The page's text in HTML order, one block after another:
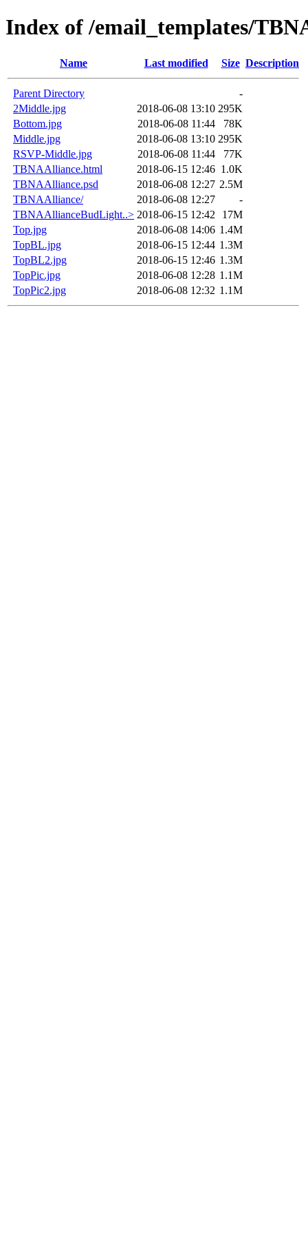
Index of /email_templates/
Name Last modified Size Description
Parent Directory
-
2Middle.jpg
2018-06-08 13:10 295K
Bottom.jpg
2018-06-08 11:44
78K
Middle.jpg
2018-06-08 13:10 295K
RSVP-Middle.jpg
2018-06-08 11:44
77K
TBNAAlliance.html
2018-06-15 12:46 1.0K
TBNAAlliance.psd
2018-06-08 12:27 2.5M
TBNAAlliance/
2018-06-08 12:27
-
TBNAAllianceBudLight..> 2018-06-15 12:42
17M
Top.jpg
2018-06-08 14:06 1.4M
TopBL.jpg
2018-06-15 12:44 1.3M
TopBL2.jpg
2018-06-15 12:46 1.3M
TopPic.jpg
2018-06-08 12:28 1.1M
TopPic2.jpg
2018-06-08 12:32 1.1M